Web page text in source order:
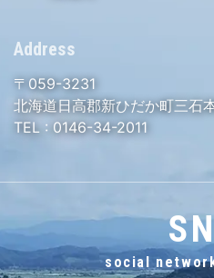
Address
〒059-3231
北海道日高郡新ひだか町三石
TEL : 0146-34-2011
social